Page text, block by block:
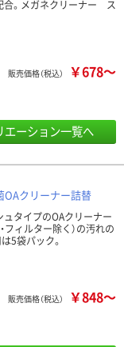
合。メガネクリーナー ス
販売価格（税込） ￥678～
エーション一覧へ
OAクリーナー詰替
タイプのOAクリーナー
フィルター除く）の汚れの
5袋パック。
販売価格（税込） ￥848～